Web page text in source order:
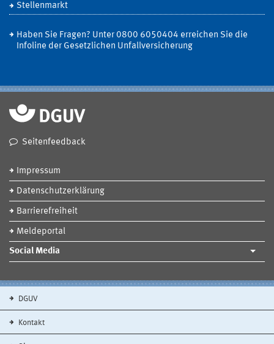
Stellenmarkt
Haben Sie Fragen? Unter 0800 6050404 erreichen Sie die
Infoline der Gesetzlichen Unfallversicherung
Seitenfeedback
Impressum
Datenschutzerklärung
Barrierefreiheit
Meldeportal
Social Media
DGUV
Kontakt